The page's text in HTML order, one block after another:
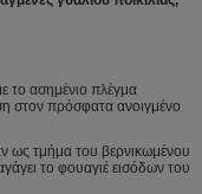
το ασημένιο πλέγμα
στον πρόσφατα ανοιγμένο
ως τμήμα του βερνικωμένου
το φουαγιέ εισόδων του